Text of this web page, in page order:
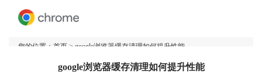
您的位置： 首页 > google浏览器缓存清理如何提升性能
google浏览器缓存清理如何提升性能